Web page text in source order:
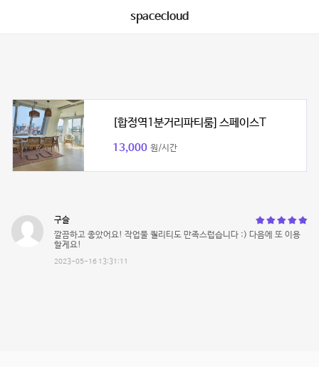
spacecloud
[합정역1분거리파티룸] 스페이스T
13,000 원/시간
구슬
깔끔하고 좋았어요! 작업물 퀄리티도 만족스럽습니다 :) 다음에 또 이용
할게요!
2023-05-16 13:31:11